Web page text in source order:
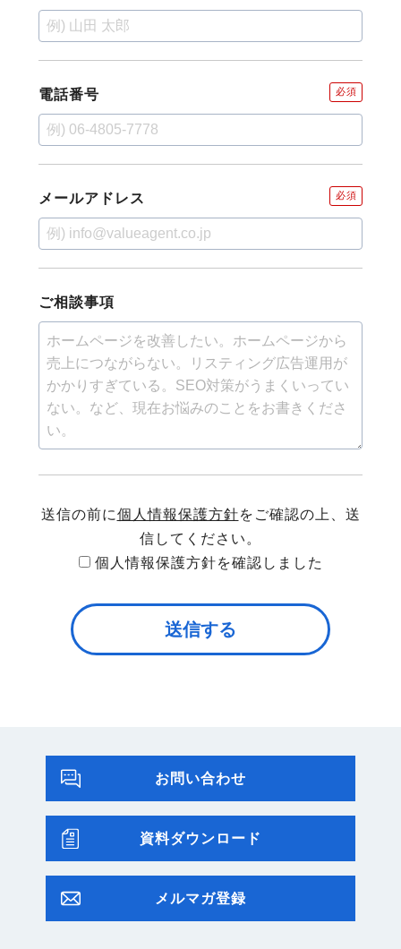
電話番号 必須
メールアドレス 必須
ご相談事項
送信の前に個人情報保護方針をご確認の上、送
信してください。
個人情報保護方針を確認しました
お問い合わせ
資料ダウンロード
メルマガ登録